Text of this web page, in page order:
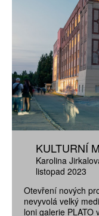
KULTURNÍ
Karolina
listopad 2023
Otevření nových
nevyvolá velký
loni galerie PLATO